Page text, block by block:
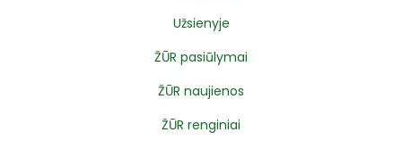
Užsienyje
ŽŪR pasiūlymai
ŽŪR naujienos
ŽŪR renginiai